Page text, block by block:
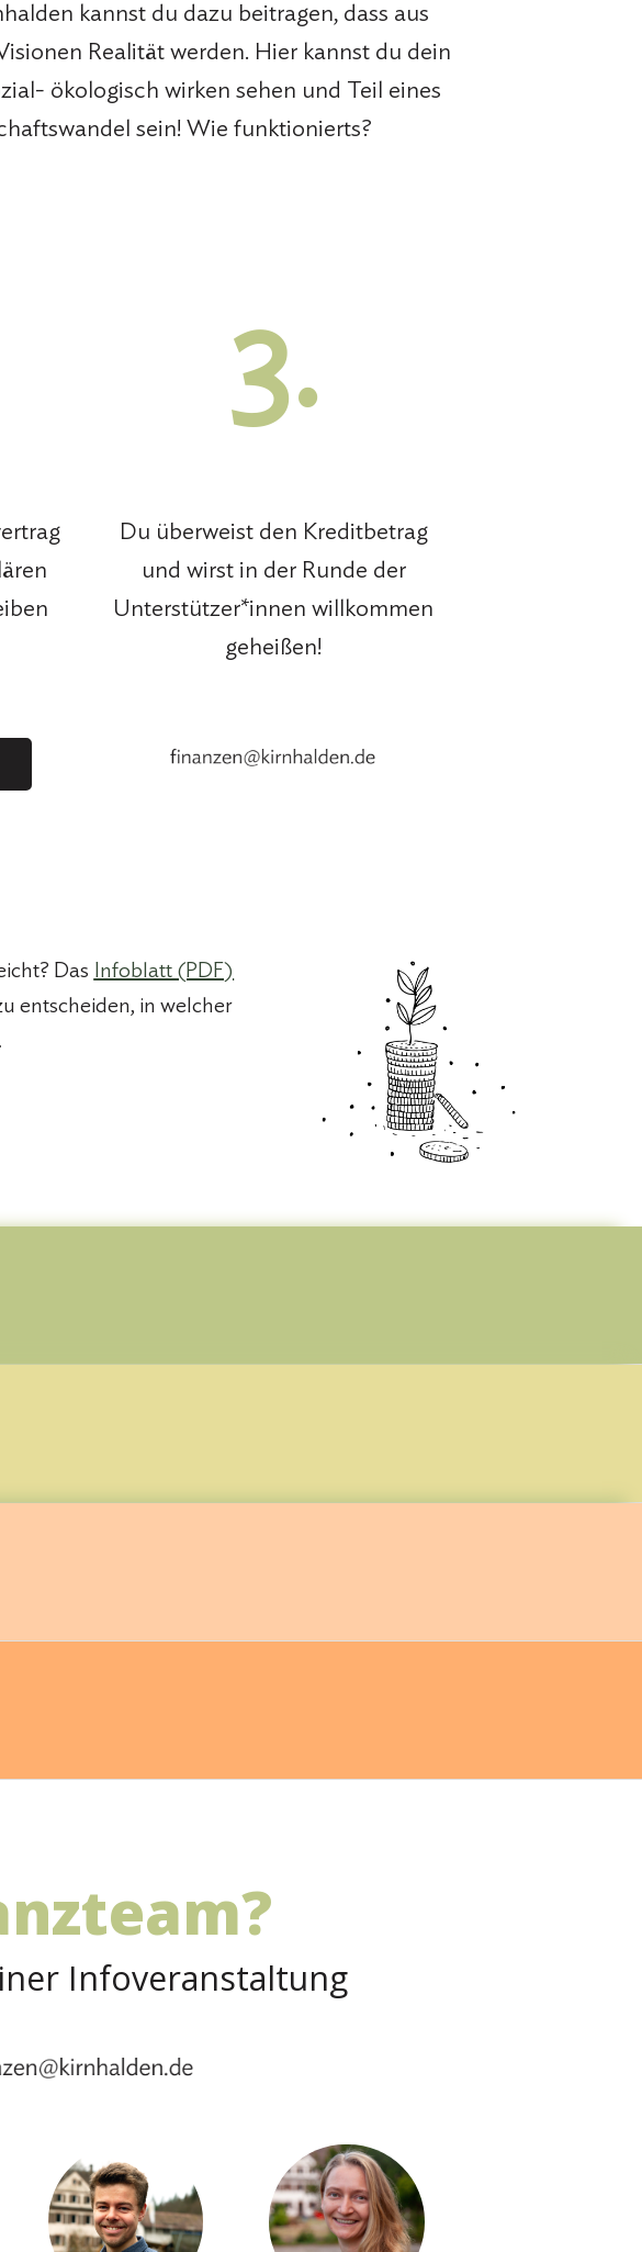
kannst du dazu beitragen, dass aus
Realität werden. Hier kannst du dein
ökologisch wirken sehen und Teil eines
sein! Wie funktionierts?
3.
Du überweist den Kreditbetrag
und wirst in der Runde der
Unterstützer*innen willkommen
geheißen!
Das Infoblatt (PDF)
entscheiden, in welcher
Infoveranstaltung